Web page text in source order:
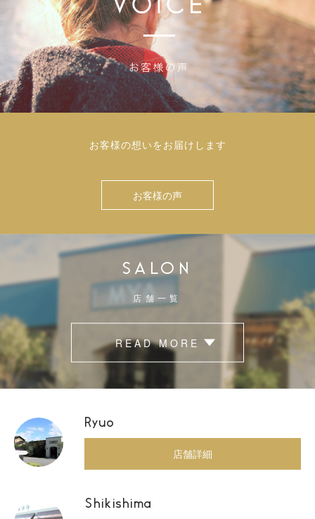
お客様の想いをお届けします
お客様の声
SALON
店舗一覧
READ MORE
Ryuo
店舗詳細
Shikishima